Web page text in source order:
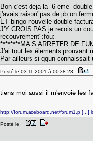
Bon c'est deja la 6 eme
j'avais raison"pas de pb on
ET bingo nouvelle double
J'Y CROIS PAS:je recois un
recouvrement":fou:
********MAIS ARRETER DE
J'ai tout les élements prouvant
Par ailleurs si qqun
Posté le 03-11-2001 à 00:38:23
tiens moi aussi il m'envoie les
---------------
http://forum.aceboard.net/forum1.p [...]
Posté le